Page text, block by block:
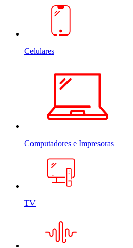
Celulares
Computadores e Impresoras
TV